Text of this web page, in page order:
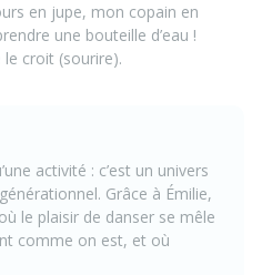
en jupe, mon copain en
une bouteille d’eau !
le croit (sourire).
activité : c’est un univers
Grâce à Émilie,
le plaisir de danser se mêle
comme on est, et où